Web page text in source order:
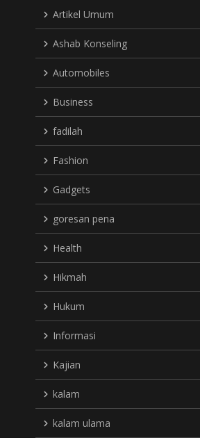
Artikel Umum
Ashab Konseling
Automobiles
Business
fadilah
Fashion
Gadgets
goresan pena
Health
Hikmah
Hukum
Informasi
Kajian
kalam
kalam ulama